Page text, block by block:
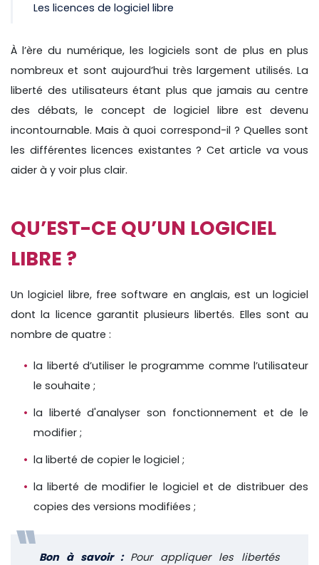
Les licences de logiciel libre
À l’ère du numérique, les logiciels sont de plus en plus
nombreux et sont aujourd’hui très largement utilisés. La
liberté des utilisateurs étant plus que jamais au centre
des débats, le concept de logiciel libre est devenu
incontournable. Mais à quoi correspond-il ? Quelles sont
les différentes licences existantes ? Cet article va vous
aider à y voir plus clair.
QU’EST-CE QU’UN LOGICIEL
LIBRE ?
Un logiciel libre, free software en anglais, est un logiciel
dont la licence garantit plusieurs libertés. Elles sont au
nombre de quatre :
la liberté d’utiliser le programme comme l’utilisateur
le souhaite ;
la liberté d'analyser son fonctionnement et de le
modifier ;
la liberté de copier le logiciel ;
la liberté de modifier le logiciel et de distribuer des
copies des versions modifiées ;
Bon à savoir :Pour appliquer les libertés